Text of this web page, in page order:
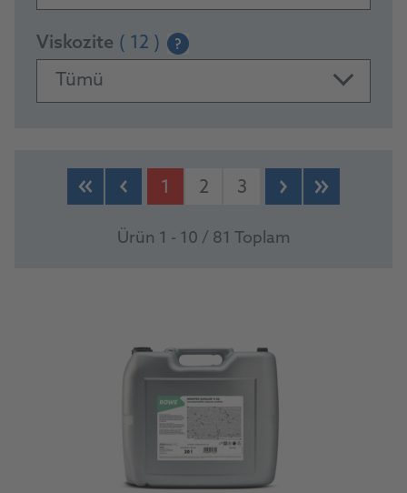
Viskozite ( 12 ) ?
Tümü
PRODUCTS
1 2 3
Ürün 1 - 10 / 81 Toplam